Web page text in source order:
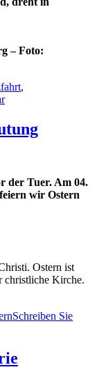
– Foto:
,
zu
Magnifica
Kreuzfahrtschiff
der Tuer. Am 04.
wir Ostern
Ostern ist
christliche Kirche.
Schreiben Sie